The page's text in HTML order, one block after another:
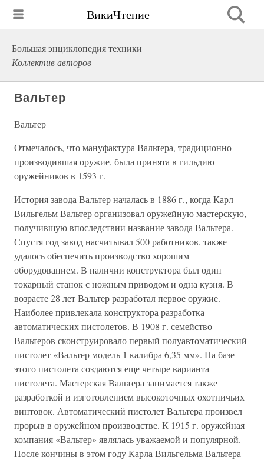
ВикиЧтение
Большая энциклопедия техники
Коллектив авторов
Вальтер
Вальтер
Отмечалось, что мануфактура Вальтера, традиционно
производившая оружие, была принята в гильдию
оружейников в 1593 г.
История завода Вальтер началась в 1886 г., когда Карл
Вильгельм Вальтер организовал оружейную мастерскую,
получившую впоследствии название завода Вальтера.
Спустя год завод насчитывал 500 работников, также
удалось обеспечить производство хорошим
оборудованием. В наличии конструктора был один
токарный станок с ножным приводом и одна кузня. В
возрасте 28 лет Вальтер разработал первое оружие.
Наиболее привлекала конструктора разработка
автоматических пистолетов. В 1908 г. семейство
Вальтеров сконструировало первый полуавтоматический
пистолет «Вальтер модель 1 калибра 6,35 мм». На базе
этого пистолета создаются еще четыре варианта
пистолета. Мастерская Вальтера занимается также
разработкой и изготовлением высокоточных охотничьих
винтовок. Автоматический пистолет Вальтера произвел
прорыв в оружейном производстве. К 1915 г. оружейная
компания «Вальтер» являлась уважаемой и популярной.
После кончины в этом году Карла Вильгельма Вальтера